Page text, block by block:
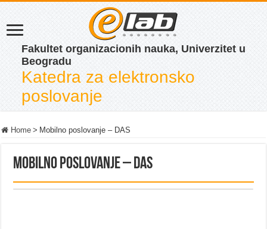
Fakultet organizacionih nauka, Univerzitet u
Beogradu
Katedra za elektronsko
poslovanje
Home > Mobilno poslovanje – DAS
Mobilno poslovanje – DAS